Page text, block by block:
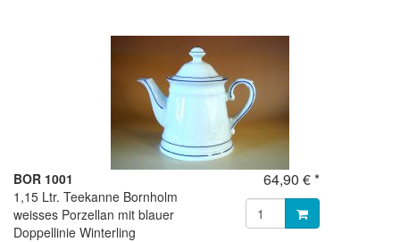
BOR 1001
1,15 Ltr. Teekanne Bornholm
weisses Porzellan mit blauer
Doppellinie Winterling
64,90 € *